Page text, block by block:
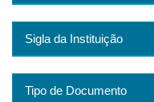
Sigla da Instituição
Tipo de Documento